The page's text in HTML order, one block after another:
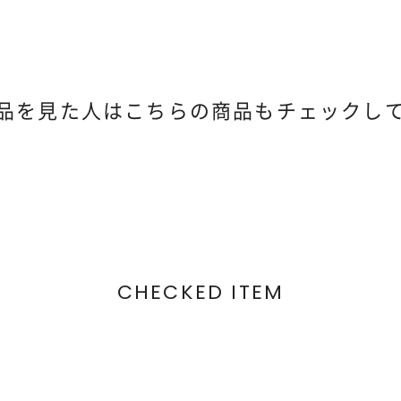
を見た人は こちらの商品もチェックし
CHECKED ITEM